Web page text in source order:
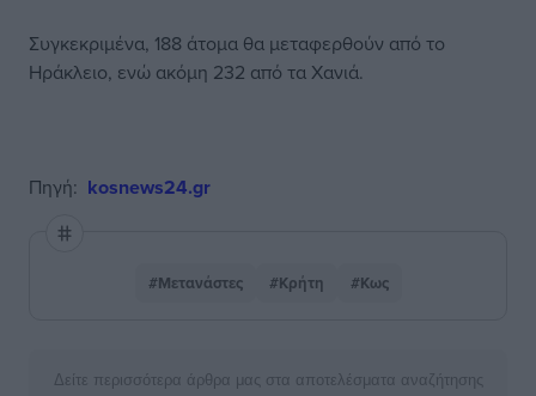
Συγκεκριμένα, 188 άτομα θα μεταφερθούν από το
Ηράκλειο, ενώ ακόμη 232 από τα Χανιά.
Πηγή: kosnews24.gr
#Μετανάστες #Κρήτη #Κως
Δείτε περισσότερα άρθρα μας στα αποτελέσματα αναζήτησης